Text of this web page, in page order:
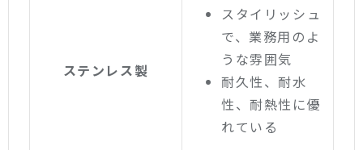
ステンレス製
スタイリッシュ
で、業務用のよ
うな雰囲気
耐久性、耐水
性、耐熱性に優
れている